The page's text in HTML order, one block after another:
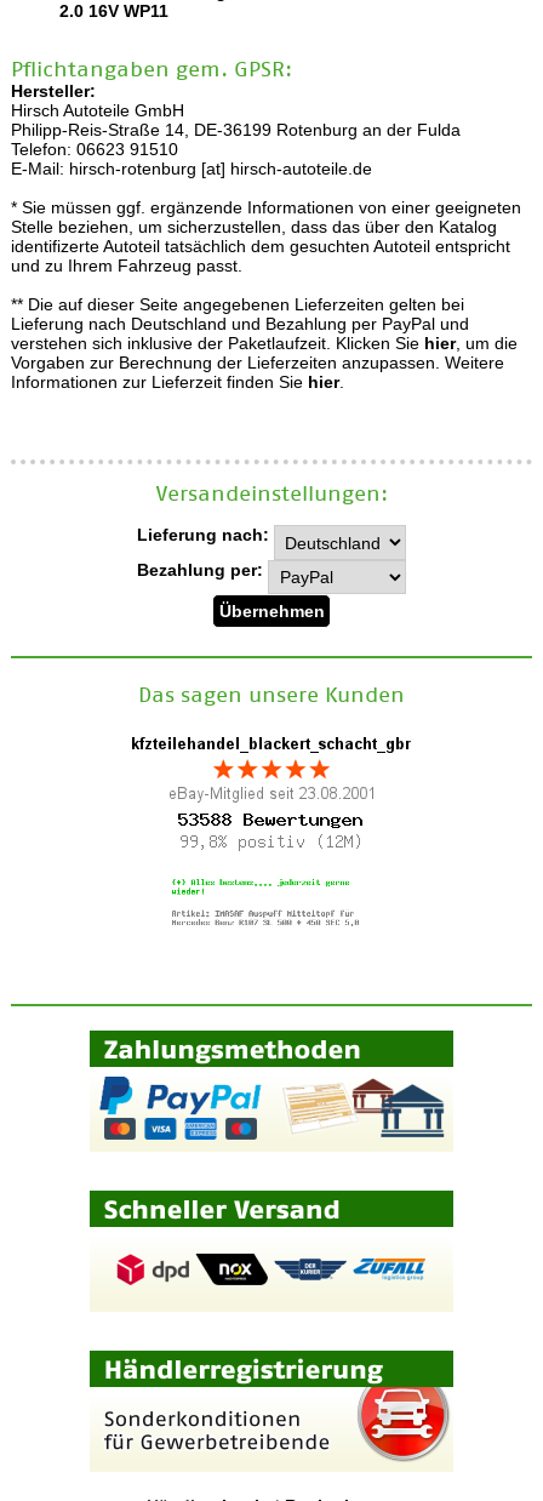
2.0 16V WP11
Pflichtangaben gem. GPSR:
Hersteller:
Hirsch Autoteile GmbH
Philipp-Reis-Straße 14, DE-36199 Rotenburg an der Fulda
Telefon: 06623 91510
E-Mail: hirsch-rotenburg [at] hirsch-autoteile.de
* Sie müssen ggf. ergänzende Informationen von einer geeigneten
Stelle beziehen, um sicherzustellen, dass das über den Katalog
identifizerte Autoteil tatsächlich dem gesuchten Autoteil entspricht
und zu Ihrem Fahrzeug passt.
** Die auf dieser Seite angegebenen Lieferzeiten gelten bei
Lieferung nach Deutschland und Bezahlung per PayPal und
verstehen sich inklusive der Paketlaufzeit. Klicken Sie hier, um die
Vorgaben zur Berechnung der Lieferzeiten anzupassen. Weitere
Informationen zur Lieferzeit finden Sie hier.
Versand­einstellungen:
Lieferung nach:
Bezahlung per:
Das sagen unsere Kunden